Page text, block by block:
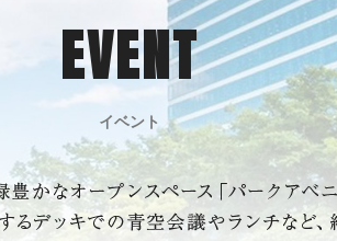
EVENT
イベント